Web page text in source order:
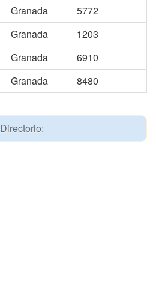
Granada
5772
Granada
1203
Granada
6910
Granada 8480
Directorio: